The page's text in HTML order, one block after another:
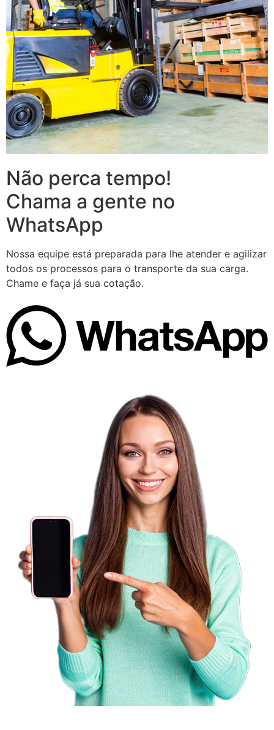
Não perca tempo!
Chama a gente no
WhatsApp
Nossa equipe está preparada para lhe atender e agilizar
todos os processos para o transporte da sua carga.
Chame e faça já sua cotação.